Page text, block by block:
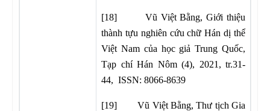
[18] Vũ Việt Bằng, Giới thiệu
thành tựu nghiên cứu chữ Hán dị thể
Việt Nam của học giả Trung Quốc,
Tạp chí Hán Nôm (4), 2021, tr.31-
44, ISSN: 8066-8639
[19] Vũ Việt Bằng, Thư tịch Gia